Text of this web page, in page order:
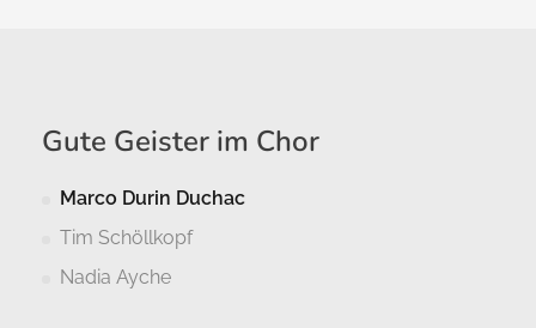
Gute Geister im Chor
Marco Durin Duchac
Tim Schöllkopf
Nadia Ayche